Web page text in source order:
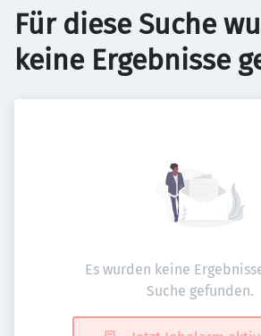
Für diese Suche
keine Ergebnisse
Es wurden keine
Suche gefunden.